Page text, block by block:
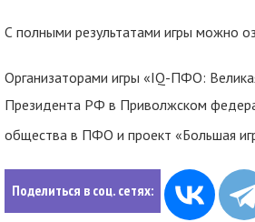
С полными результатами игры можно
Организаторами игры «IQ-ПФО:
Президента РФ в Приволжском
общества в ПФО и проект «Большая
Поделиться в соц. сетях: